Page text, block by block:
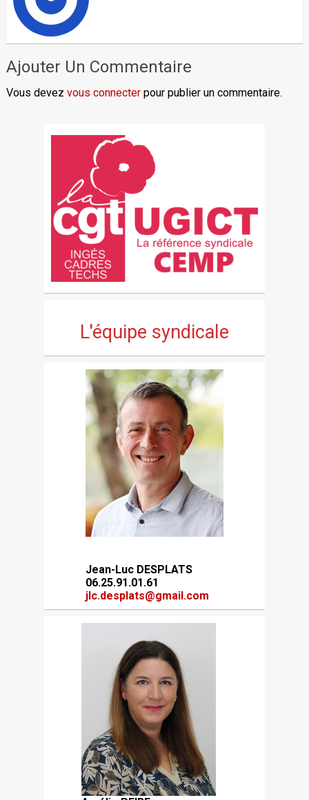
Ajouter Un Commentaire
Vous devez vous connecterpour publier un commentaire.
L'équipe syndicale
Jean-Luc DESPLATS
06.25.91.01.61
jlc.desplats@gmail.com